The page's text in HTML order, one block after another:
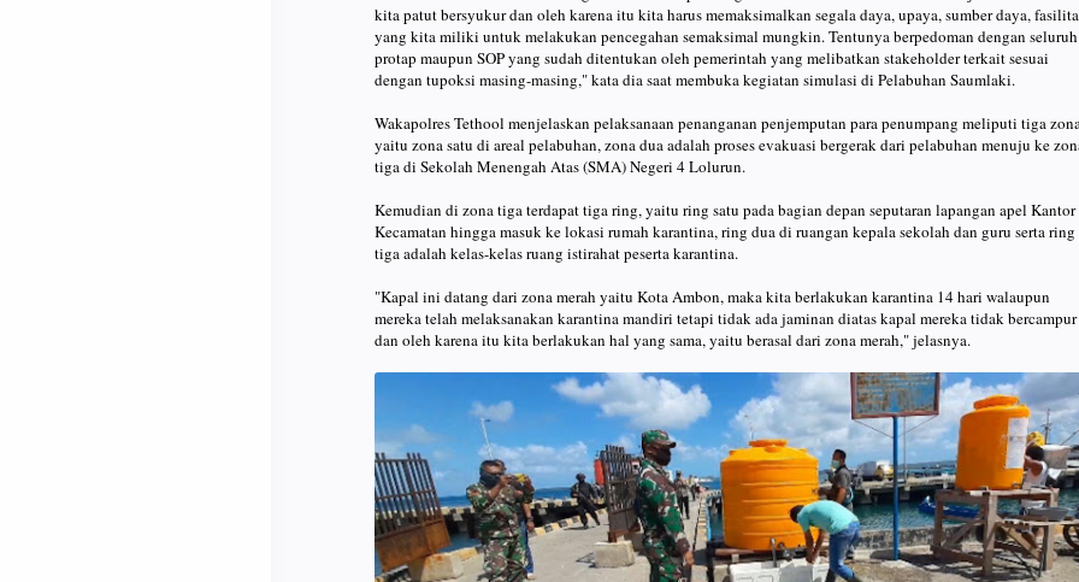
kita patut bersyukur dan oleh karena itu kita harus memaksimalkan segala daya, upaya, sumber daya,
yang kita miliki untuk melakukan pencegahan semaksimal mungkin. Tentunya berpedoman dengan seluruh
protap maupun SOP yang sudah ditentukan oleh pemerintah yang melibatkan stakeholder terkait sesuai
dengan tupoksi masing-masing," kata dia saat membuka kegiatan simulasi di Pelabuhan Saumlaki.
Wakapolres Tethool menjelaskan pelaksanaan penanganan penjemputan para penumpang meliputi tiga
yaitu zona satu di areal pelabuhan, zona dua adalah proses evakuasi bergerak dari pelabuhan menuju ke
tiga di Sekolah Menengah Atas (SMA) Negeri 4 Lolurun.
Kemudian di zona tiga terdapat tiga ring, yaitu ring satu pada bagian depan seputaran lapangan apel Kantor
Kecamatan hingga masuk ke lokasi rumah karantina, ring dua di ruangan kepala sekolah dan guru serta ring
tiga adalah kelas-kelas ruang istirahat peserta karantina.
"Kapal ini datang dari zona merah yaitu Kota Ambon, maka kita berlakukan karantina 14 hari walaupun
mereka telah melaksanakan karantina mandiri tetapi tidak ada jaminan diatas kapal mereka tidak bercampur
dan oleh karena itu kita berlakukan hal yang sama, yaitu berasal dari zona merah," jelasnya.